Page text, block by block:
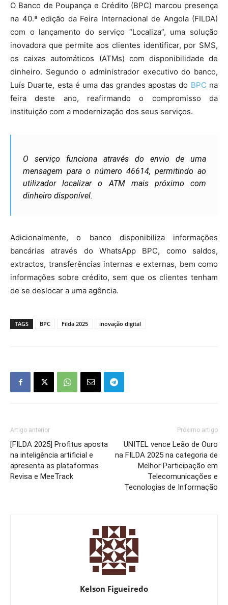
O Banco de Poupança e Crédito (BPC) marcou presença
na 40.ª edição da Feira Internacional de Angola (FILDA)
com o lançamento do serviço “Localiza”, uma solução
inovadora que permite aos clientes identificar, por SMS,
os caixas automáticos (ATMs) com disponibilidade de
dinheiro. Segundo o administrador executivo do banco,
Luís Duarte, esta é uma das grandes apostas do BPC na
feira deste ano, reafirmando o compromisso da
instituição com a modernização dos seus serviços.
O serviço funciona através do envio de uma
mensagem para o número 46614, permitindo ao
utilizador localizar o ATM mais próximo com
dinheiro disponível.
Adicionalmente, o banco disponibiliza informações
bancárias através do WhatsApp BPC, como saldos,
extractos, transferências internas e externas, bem como
informações sobre crédito, sem que os clientes tenham
de se deslocar a uma agência.
TAGS inovação digital
Artigo anterior
[FILDA 2025] Profitus aposta
na inteligência artificial e
apresenta as plataformas
Revisa e MeeTrack
Próximo artigo
UNITEL vence Leão de Ouro
na FILDA 2025 na categoria de
Melhor Participação em
Telecomunicações e
Tecnologias de Informação
Kelson Figueiredo